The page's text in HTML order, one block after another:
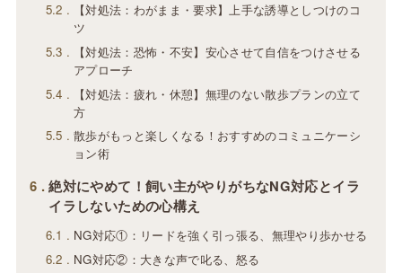
5.2
【対処法：わがまま・要求】上手な誘導としつけのコ
ツ
5.3
【対処法：恐怖・不安】安心させて自信をつけさせる
アプローチ
5.4
【対処法：疲れ・休憩】無理のない散歩プランの立て
方
5.5
散歩がもっと楽しくなる！おすすめのコミュニケーシ
ョン術
6
絶対にやめて！飼い主がやりがちなNG対応とイラ
イラしないための心構え
6.1
NG対応①：リードを強く引っ張る、無理やり歩かせる
6.2
NG対応②：大きな声で叱る、怒る